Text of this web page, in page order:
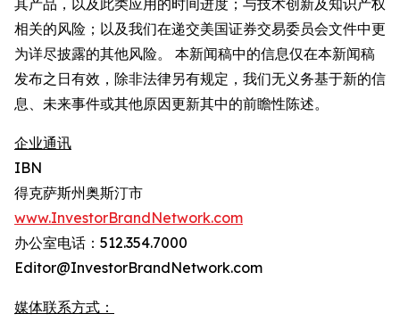
其产品，以及此类应用的时间进度；与技术创新及知识产权
相关的风险；以及我们在递交美国证券交易委员会文件中更
为详尽披露的其他风险。 本新闻稿中的信息仅在本新闻稿
发布之日有效，除非法律另有规定，我们无义务基于新的信
息、未来事件或其他原因更新其中的前瞻性陈述。
企业通讯
IBN
得克萨斯州奥斯汀市
www.InvestorBrandNetwork.com
办公室电话：512.354.7000
Editor@InvestorBrandNetwork.com
媒体联系方式：